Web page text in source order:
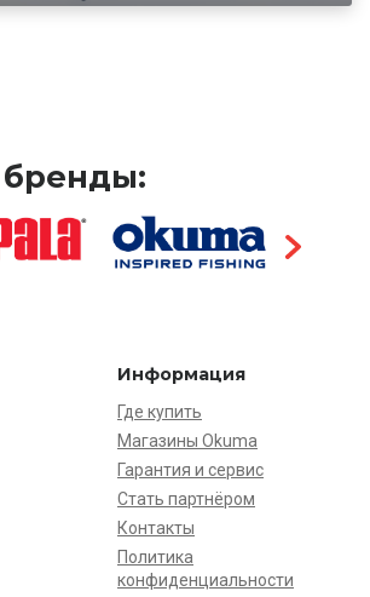
Информация
Где купить
Магазины Okuma
Гарантия и сервис
Стать партнёром
Контакты
Политика
конфиденциальности